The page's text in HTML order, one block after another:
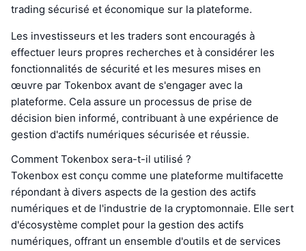
trading sécurisé et économique sur la plateforme.
Les investisseurs et les traders sont encouragés à
effectuer leurs propres recherches et à considérer les
fonctionnalités de sécurité et les mesures mises en
œuvre par Tokenbox avant de s'engager avec la
plateforme. Cela assure un processus de prise de
décision bien informé, contribuant à une expérience de
gestion d'actifs numériques sécurisée et réussie.
Comment Tokenbox sera-t-il utilisé ?
Tokenbox est conçu comme une plateforme multifacette
répondant à divers aspects de la gestion des actifs
numériques et de l'industrie de la cryptomonnaie. Elle sert
d'écosystème complet pour la gestion des actifs
numériques, offrant un ensemble d'outils et de services